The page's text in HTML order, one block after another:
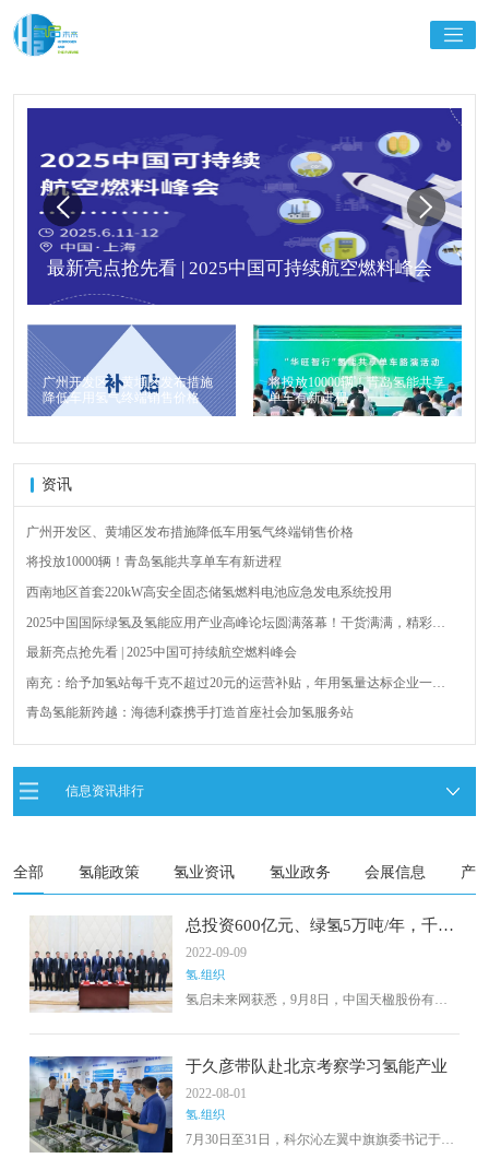
最新亮点抢先看 | 2025中国可持续航空燃料峰会
广州开发区、黄埔区发布措施
降低车用氢气终端销售价格
将投放10000辆！青岛氢能共享
单车有新进程
资讯
广州开发区、黄埔区发布措施降低车用氢气终端销售价格
将投放10000辆！青岛氢能共享单车有新进程
西南地区首套220kW高安全固态储氢燃料电池应急发电系统投用
2025中国国际绿氢及氢能应用产业高峰论坛圆满落幕！干货满满，精彩瞬
最新亮点抢先看 | 2025中国可持续航空燃料峰会
南充：给予加氢站每千克不超过20元的运营补贴，年用氢量达标企业一次
青岛氢能新跨越：海德利森携手打造首座社会加氢服务站
全球首台套！240吨氢能矿用刚性自卸车联合开发协议签署暨项目阶段开发
荷兰氢能产业联盟到访天德工业装备，与市区相关领导就威海文登区氢能
信息资讯排行
全部 氢能政策 氢业资讯 氢业政务 会展信息 产
总投资600亿元、绿氢5万吨/年，千万
千瓦级“风光储氢氨一体化”零碳产业
园落户通辽
2022-09-09
氢.组织
氢启未来网获悉，9月8日，中国天楹股份有限
辽千万千瓦级风光储氢氨一体化零碳产业园建
设达成战略合作，正式签署《战略合作框架协
议》。通辽市委副书记、市长郭玉峰，中国投
资协会能源投资专委会会长孙耀唯、中国天楹
股份有限公司董事长严圣军，分别代表三方签
署协议。成立通辽零碳产业母基金，并且设立
于久彦带队赴北京考察学习氢能产业
2022-08-01
氢.组织
7月30日至31日，科尔沁左翼中旗旗委书记于久